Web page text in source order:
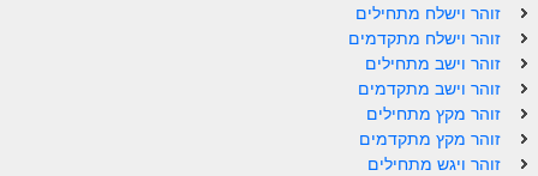
ספר הזוהר ויצא מתקדמים
ספר הזוהר וישלח מתחילים
הזוהר הקדוש וישלח מתקדמים
הזוהר הקדוש וישב מתחילים
זוהר וישלח מתחילים
זוהר וישלח מתקדמים
זוהר וישב מתחילים
זוהר וישב מתקדמים
זוהר מקץ מתחילים
זוהר מקץ מתקדמים
זוהר ויגש מתחילים